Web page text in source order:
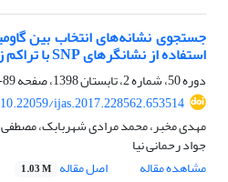
جستجوی نشانه‌های انتخاب بین
استفاده از نشانگرهای SNP با تراکم زیاد
دوره 50، شماره 2، تابستان 1398، صفحه
89-102
10.22059/ijas.2017.228562.653514
مهدی مخبر، محمد مرادی شهربابک،
جواد رحمانی نیا
مشاهده مقاله
اصل مقاله 1.03 M